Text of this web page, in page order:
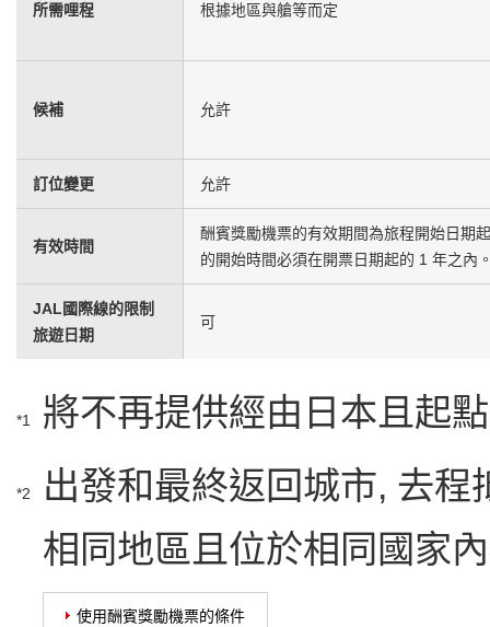
所需哩程 根據地區與艙等而定
候補 允許
訂位變更 允許
有效時間
酬賓獎勵機票的有效期間為旅程開始日期
的開始時間必須在開票日期起的 1 年之內
JAL國際線的限制
旅遊日期
可
*1 將不再提供經由日本且起
*2
出發和最終返回城市, 去
相同地區且位於相同國家
使用酬賓獎勵機票的條件